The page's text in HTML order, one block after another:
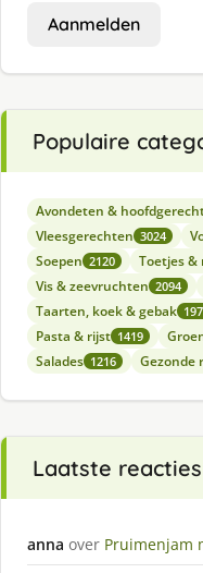
Aanmelden
Populaire
Avondeten &
Vleesgerechten 3024
Soepen 2120 Toetjes &
Vis & zeevruchten 2094
Taarten, koek & gebak
Pasta & rijst 1419
Salades 1216 Gezonde
Laatste reacties
anna over Pruimenjam